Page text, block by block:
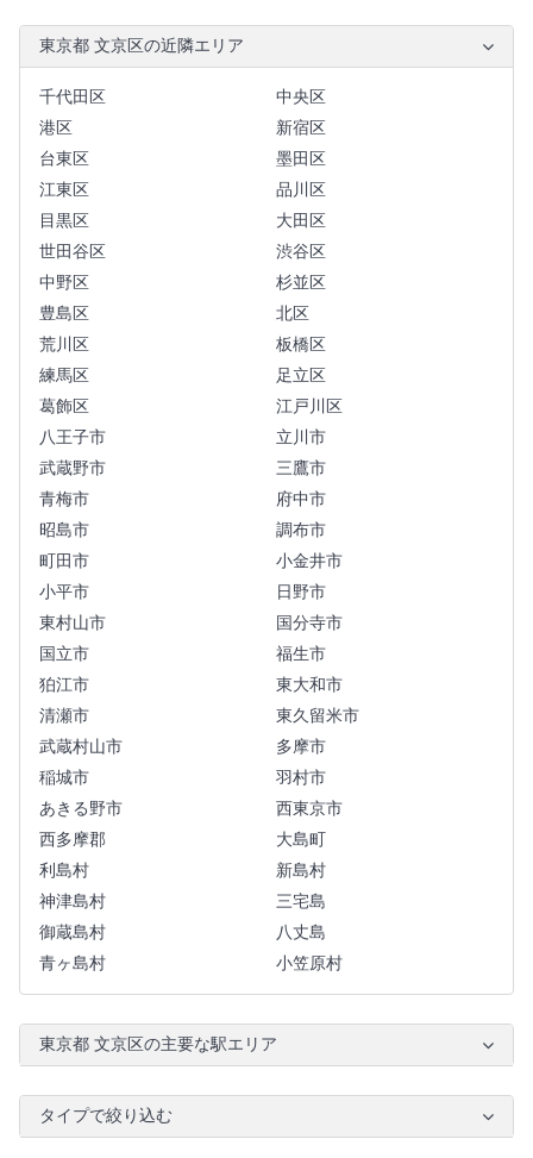
東京都 文京区の近隣エリア
千代田区
中央区
港区
新宿区
台東区
墨田区
江東区
品川区
目黒区
大田区
世田谷区
渋谷区
中野区
杉並区
豊島区
北区
荒川区
板橋区
練馬区
足立区
葛飾区
江戸川区
八王子市
立川市
武蔵野市
三鷹市
青梅市
府中市
昭島市
調布市
町田市
小金井市
小平市
日野市
東村山市
国分寺市
国立市
福生市
狛江市
東大和市
清瀬市
東久留米市
武蔵村山市
多摩市
稲城市
羽村市
あきる野市
西東京市
西多摩郡
大島町
利島村
新島村
神津島村
三宅島
御蔵島村
八丈島
青ヶ島村
小笠原村
東京都 文京区の主要な駅エリア
タイプで絞り込む